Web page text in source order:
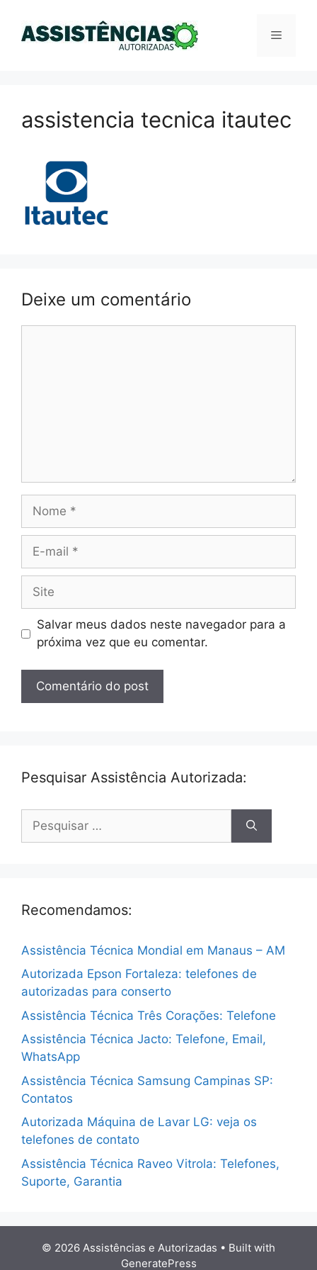
Menu
assistencia tecnica itautec
Deixe um comentário
Nome
Site
Salvar meus dados neste navegador para a
próxima vez que eu comentar.
Pesquisar Assistência Autorizada:
por:
Recomendamos:
Assistência Técnica Mondial em Manaus – AM
Autorizada Epson Fortaleza: telefones de
autorizadas para conserto
Assistência Técnica Três Corações: Telefone
Assistência Técnica Jacto: Telefone, Email,
WhatsApp
Assistência Técnica Samsung Campinas SP:
Contatos
Autorizada Máquina de Lavar LG: veja os
telefones de contato
Assistência Técnica Raveo Vitrola: Telefones,
Suporte, Garantia
© 2026 Assistências e Autorizadas • Built with
GeneratePress